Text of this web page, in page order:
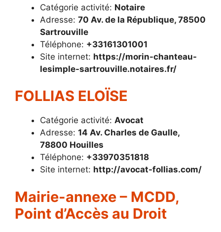
Catégorie activité: Notaire
Adresse: 70 Av. de la République, 78500
Sartrouville
Téléphone: +33161301001
Site internet: https://morin-chanteau-
lesimple-sartrouville.notaires.fr/
FOLLIAS ELOÏSE
Catégorie activité: Avocat
Adresse: 14 Av. Charles de Gaulle,
78800 Houilles
Téléphone: +33970351818
Site internet: http://avocat-follias.com/
Mairie-annexe – MCDD,
Point d’Accès au Droit